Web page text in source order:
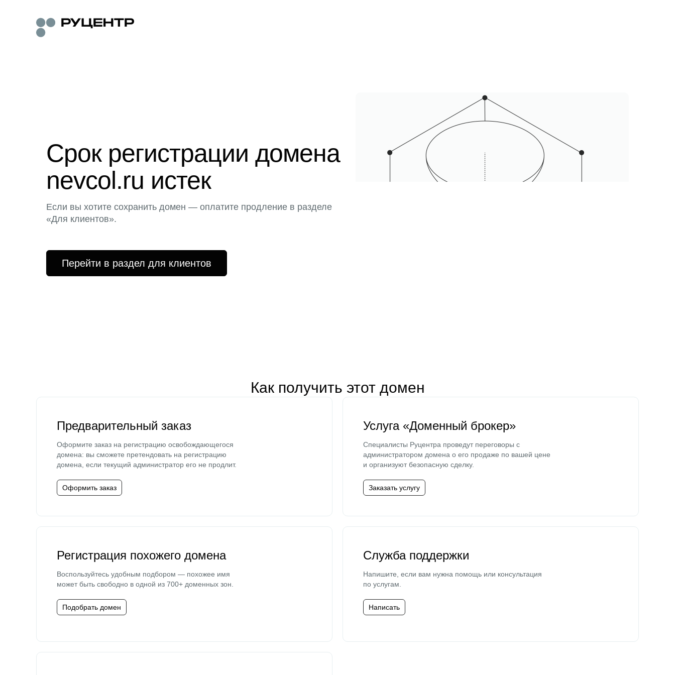
Срок регистрации домена
nevcol.ru истек
Если вы хотите сохранить домен — оплатите продление в разделе
«Для клиентов».
Перейти в раздел для клиентов
Как получить этот домен
Предварительный заказ
Оформите заказ на регистрацию освобождающегося
домена: вы сможете претендовать на регистрацию
домена, если текущий администратор его не продлит.
Оформить заказ
Услуга «Доменный брокер»
Специалисты Руцентра проведут переговоры с
администратором домена о его продаже по вашей цене
и организуют безопасную сделку.
Заказать услугу
Регистрация похожего домена
Воспользуйтесь удобным подбором — похожее имя
может быть свободно в одной из 700+ доменных зон.
Подобрать домен
Служба поддержки
Напишите, если вам нужна помощь или консультация
по услугам.
Написать